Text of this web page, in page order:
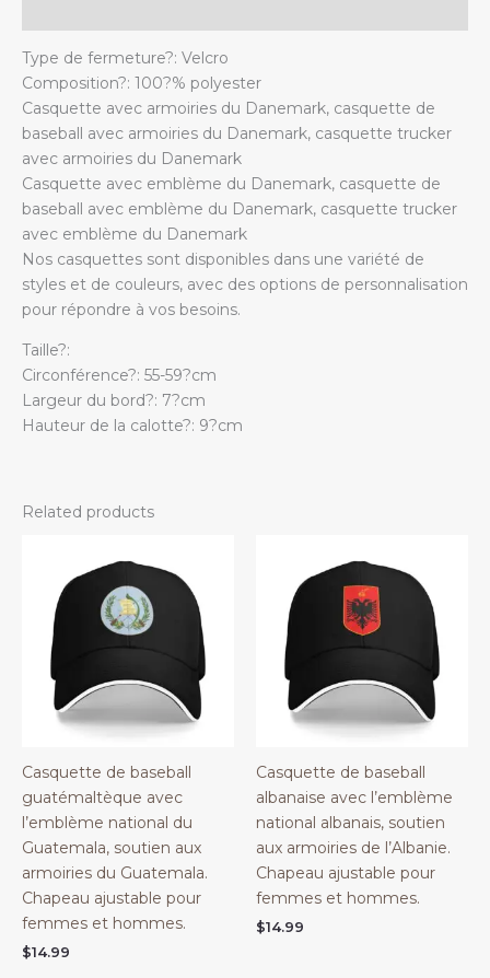
Type de fermeture?: Velcro
Composition?: 100?% polyester
Casquette avec armoiries du Danemark, casquette de
baseball avec armoiries du Danemark, casquette trucker
avec armoiries du Danemark
Casquette avec emblème du Danemark, casquette de
baseball avec emblème du Danemark, casquette trucker
avec emblème du Danemark
Nos casquettes sont disponibles dans une variété de
styles et de couleurs, avec des options de personnalisation
pour répondre à vos besoins.
Taille?:
Circonférence?: 55-59?cm
Largeur du bord?: 7?cm
Hauteur de la calotte?: 9?cm
Related products
Casquette de baseball
guatémaltèque avec
l’emblème national du
Guatemala, soutien aux
armoiries du Guatemala.
Chapeau ajustable pour
femmes et hommes.
$14.99
Casquette de baseball
albanaise avec l’emblème
national albanais, soutien
aux armoiries de l’Albanie.
Chapeau ajustable pour
femmes et hommes.
$14.99